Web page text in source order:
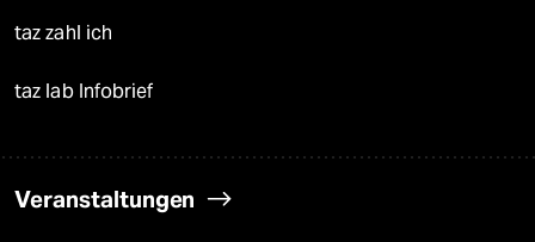
taz zahl ich
taz lab Infobrief
Veranstaltungen